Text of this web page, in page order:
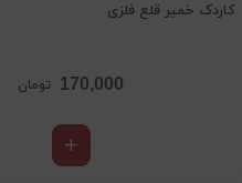
کاردک خمیر قلع فلزی
170,000 تومان